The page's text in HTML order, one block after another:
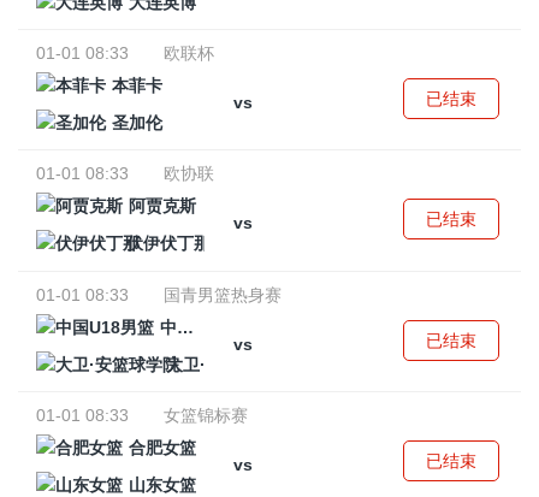
01-01 08:33
欧联杯
本菲卡
vs
圣加伦
已结束
01-01 08:33
欧协联
阿贾克斯
vs
伏伊伏丁那
已结束
01-01 08:33
国青男篮热身赛
中国U18男篮
vs
大卫·安篮球学院
已结束
01-01 08:33
女篮锦标赛
合肥女篮
vs
山东女篮
已结束